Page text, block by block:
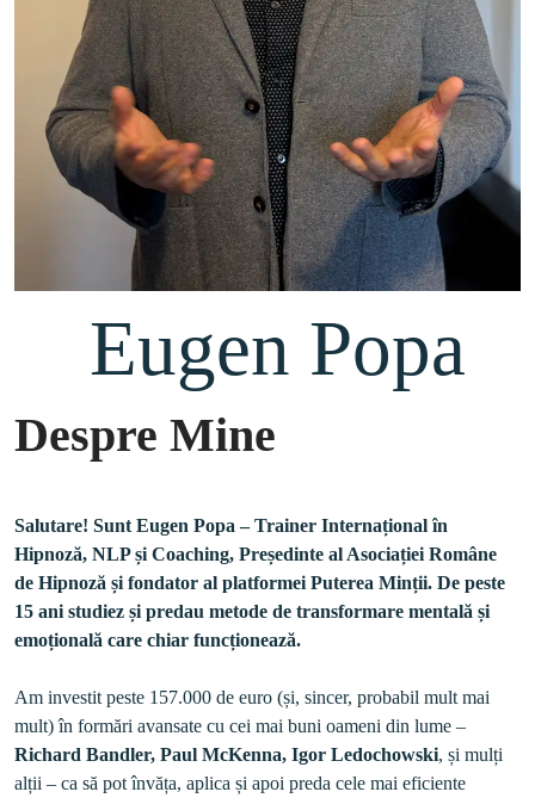
Eugen Popa
Despre Mine
Salutare! Sunt Eugen Popa – Trainer Internațional în
Hipnoză, NLP și Coaching, Președinte al Asociației Române
de Hipnoză și fondator al platformei Puterea Minții. De peste
15 ani studiez și predau metode de transformare mentală și
emoțională care chiar funcționează.
Am investit peste 157.000 de euro (și, sincer, probabil mult mai
mult) în formări avansate cu cei mai buni oameni din lume –
Richard Bandler, Paul McKenna, Igor Ledochowski, și mulți
alții – ca să pot învăța, aplica și apoi preda cele mai eficiente